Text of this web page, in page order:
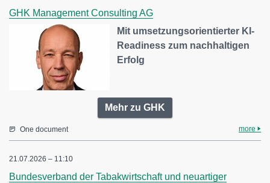
GHK Management Consulting AG
Mit umsetzungsorientierter KI-
Readiness zum nachhaltigen
Erfolg
Mehr zu GHK
One document more
21.07.2026 – 11:10
Bundesverband der Tabakwirtschaft und neuartiger